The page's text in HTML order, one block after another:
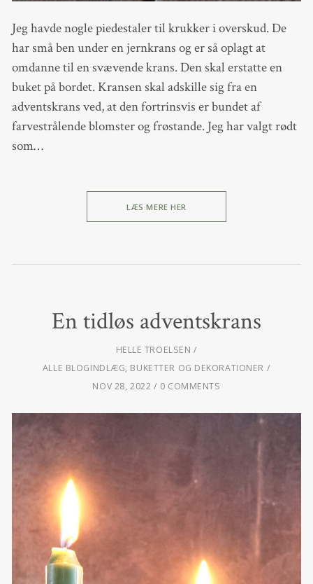
Jeg havde nogle piedestaler til krukker i overskud. De
har små ben under en jernkrans og er så oplagt at
omdanne til en svævende krans. Den skal erstatte en
buket på bordet. Kransen skal adskille sig fra en
adventskrans ved, at den fortrinsvis er bundet af
farvestrålende blomster og frøstande. Jeg har valgt rødt
som…
LÆS MERE HER
En tidløs adventskrans
HELLE TROELSEN
ALLE BLOGINDLÆG, BUKETTER OG DEKORATIONER
NOV 28, 2022
0 COMMENTS